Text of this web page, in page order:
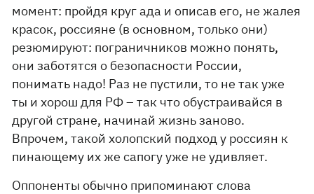
момент: пройдя круг ада и описав его, не жалея
красок, россияне (в основном, только они)
резюмируют: пограничников можно понять,
они заботятся о безопасности России,
понимать надо! Раз не пустили, то не так уже
ты и хорош для РФ – так что обустраивайся в
другой стране, начинай жизнь заново.
Впрочем, такой холопский подход у россиян к
пинающему их же сапогу уже не удивляет.
Оппоненты обычно припоминают слова